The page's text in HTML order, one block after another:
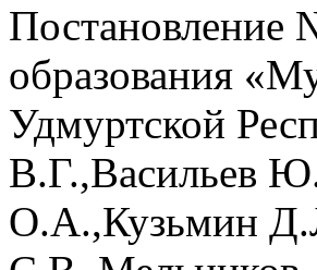
Постановление
образования
Удмуртской
В.Г.,Васильев
О.А.,Кузьмин